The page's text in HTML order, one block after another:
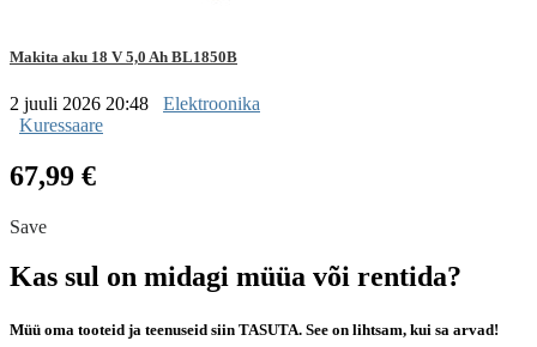
Makita aku 18 V 5,0 Ah BL1850B
2 juuli 2026 20:48
Elektroonika
Kuressaare
67,99 €
Save
Kas sul on midagi müüa või rentida?
Müü oma tooteid ja teenuseid siin TASUTA. See on lihtsam, kui sa arvad!